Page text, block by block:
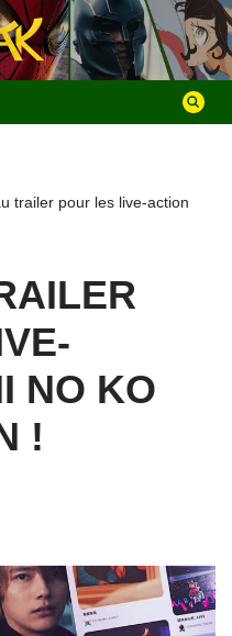
trailer pour les live-action
NO KO
!